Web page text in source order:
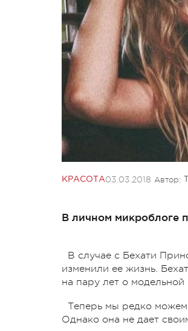
КРАСОТА03.03.2018 Автор:
В личном микроблоге
В случае с Бехати
изменили ее жизнь.
на пару лет о модельной
Теперь мы редко можем
Однако она не дает